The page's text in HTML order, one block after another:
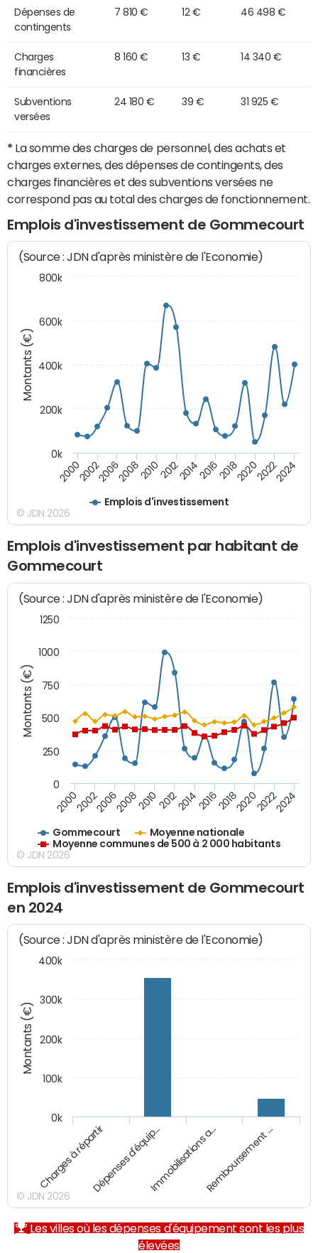
Dépenses de
contingents
7 810 € 12 € 46 498 €
Charges
financières
8 160 € 13 € 14 340 €
Subventions
versées
24 180 € 39 € 31 925 €
* La somme des charges de personnel, des achats et
charges externes, des dépenses de contingents, des
charges financières et des subventions versées ne
correspond pas au total des charges de fonctionnement.
Emplois d'investissement de Gommecourt
Montants (€)
(Source : JDN d'après ministère de l'Economie)
Emplois d'investissement
200020022006200820102012201420162018202020222024
0k
200k
400k
600k
800k
© JDN 2026
Emplois d'investissement par habitant de
Gommecourt
Montants (€)
(Source : JDN d'après ministère de l'Economie)
Gommecourt
Moyenne nationale
Moyenne communes de 500 à 2 000 habitants
200020022006200820102012201420162018202020222024
0
250
500
750
1000
1250
© JDN 2026
Emplois d'investissement de Gommecourt
en 2024
Montants (€)
(Source : JDN d'après ministère de l'Economie)
Charges à répartirDépenses d'équip…Immobilisations a…Remboursement …
0k
100k
200k
300k
400k
© JDN 2026
Les villes où les dépenses d'équipement sont les plus
élevées